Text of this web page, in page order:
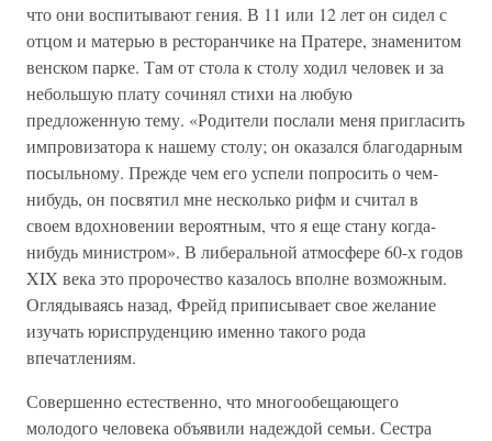
что они воспитывают гения. В 11 или 12 лет он сидел с
отцом и матерью в ресторанчике на Пратере, знаменитом
венском парке. Там от стола к столу ходил человек и за
небольшую плату сочинял стихи на любую
предложенную тему. «Родители послали меня пригласить
импровизатора к нашему столу; он оказался благодарным
посыльному. Прежде чем его успели попросить о чем-
нибудь, он посвятил мне несколько рифм и считал в
своем вдохновении вероятным, что я еще стану когда-
нибудь министром». В либеральной атмосфере 60-х годов
XIX века это пророчество казалось вполне возможным.
Оглядываясь назад, Фрейд приписывает свое желание
изучать юриспруденцию именно такого рода
впечатлениям.
Совершенно естественно, что многообещающего
молодого человека объявили надеждой семьи. Сестра